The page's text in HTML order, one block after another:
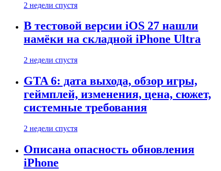
2 недели спустя
В тестовой версии iOS 27 нашли
намёки на складной iPhone Ultra
2 недели спустя
GTA 6: дата выхода, обзор игры,
геймплей, изменения, цена, сюжет,
системные требования
2 недели спустя
Описана опасность обновления
iPhone